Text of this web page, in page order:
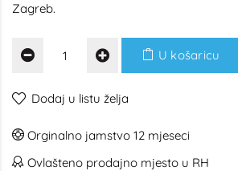
Zagreb.
U košaricu
Dodaj u listu želja
Orginalno jamstvo 12 mjeseci
Ovlašteno prodajno mjesto u RH